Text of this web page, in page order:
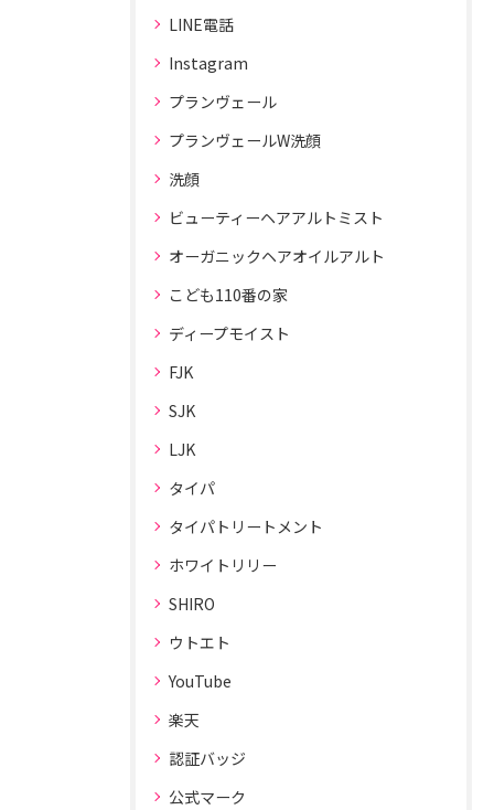
LINE電話
Instagram
プランヴェール
プランヴェールW洗顔
洗顔
ビューティーヘアアルトミスト
オーガニックヘアオイルアルト
こども110番の家
ディープモイスト
FJK
SJK
LJK
タイパ
タイパトリートメント
ホワイトリリー
SHIRO
ウトエト
YouTube
楽天
認証バッジ
公式マーク